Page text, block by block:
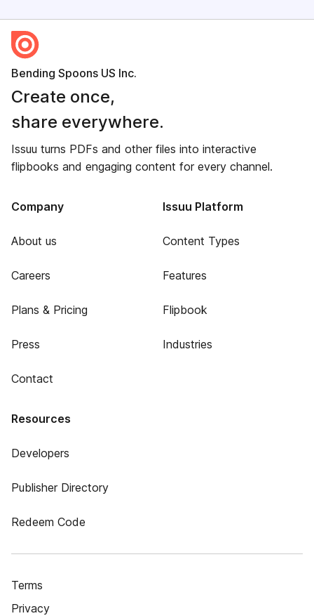
Bending Spoons US Inc.
Create once,
share everywhere.
Issuu turns PDFs and other files into interactive
flipbooks and engaging content for every channel.
Company
About us
Careers
Plans & Pricing
Press
Contact
Issuu Platform
Content Types
Features
Flipbook
Industries
Resources
Developers
Publisher Directory
Redeem Code
Terms
Privacy